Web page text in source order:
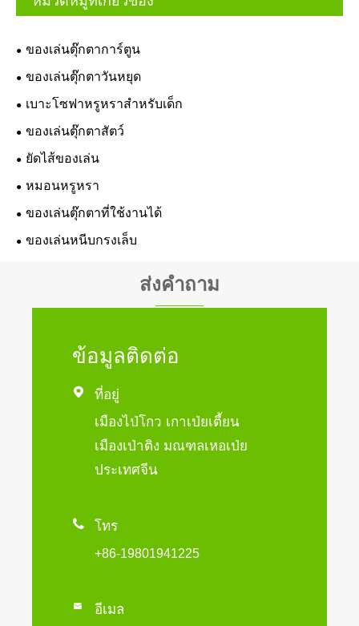
ของเล่นตุ๊กตาการ์ตูน
ของเล่นตุ๊กตาวันหยุด
เบาะโซฟาหรูหราสำหรับเด็ก
ของเล่นตุ๊กตาสัตว์
ยัดไส้ของเล่น
หมอนหรูหรา
ของเล่นตุ๊กตาที่ใช้งานได้
ของเล่นหนีบกรงเล็บ
ส่งคำถาม
ข้อมูลติดต่อ

ที่อยู่
เมืองไป่โกว เกาเป่ยเตี้ยน
เมืองเป่าติง มณฑลเหอเป่ย
ประเทศจีน
 โทร
+86-19801941225
 อีเมล